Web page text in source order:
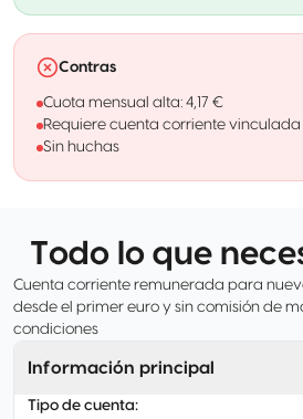
Contras
Cuota mensual alta: 4,17 €
Requiere cuenta corriente vinculada
Sin huchas
Todo lo que
Cuenta corriente remunerada para
desde el primer euro y sin comisión de
condiciones
Información principal
Tipo de cuenta: